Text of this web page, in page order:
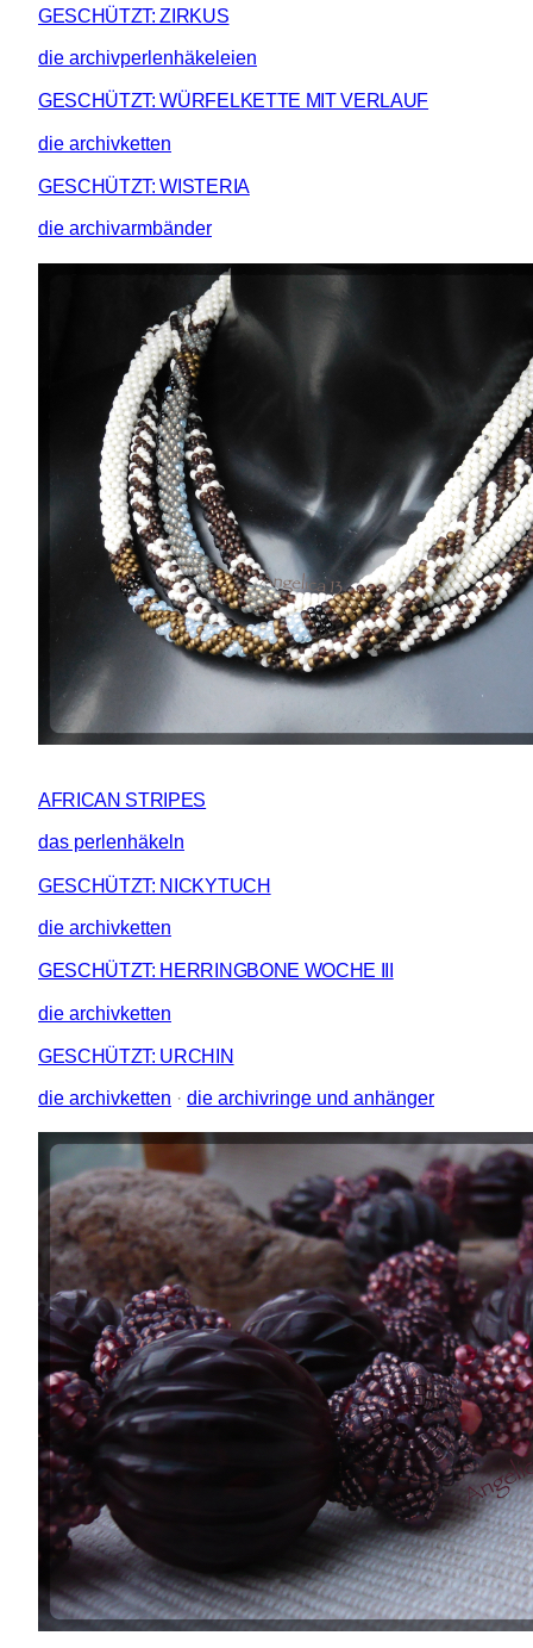
GESCHÜTZT: ZIRKUS
die archivperlenhäkeleien
GESCHÜTZT: WÜRFELKETTE MIT VERLAUF
die archivketten
GESCHÜTZT: WISTERIA
die archivarmbänder
AFRICAN STRIPES
das perlenhäkeln
GESCHÜTZT: NICKYTUCH
die archivketten
GESCHÜTZT: HERRINGBONE WOCHE III
die archivketten
GESCHÜTZT: URCHIN
die archivketten · die archivringe und anhänger